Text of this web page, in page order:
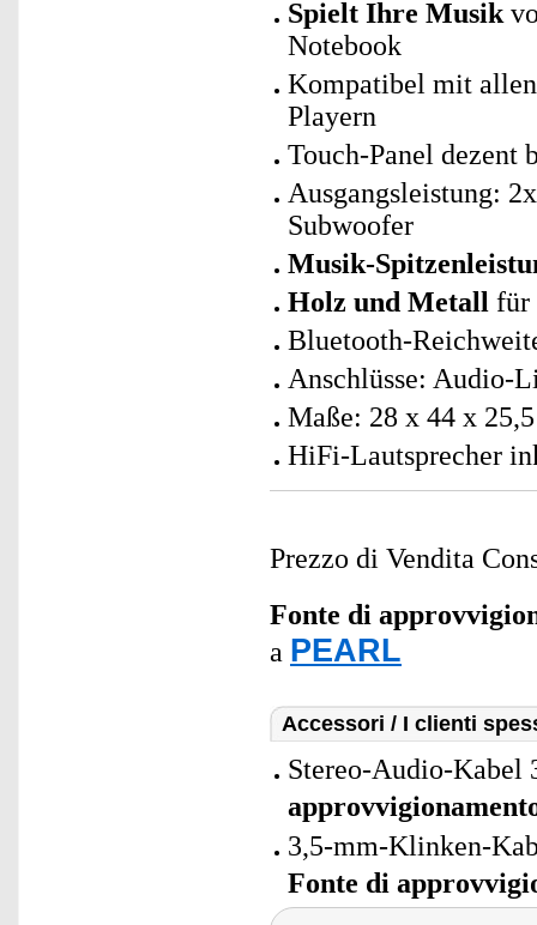
Spielt Ihre Musik
Notebook
Kompatibel mit
Playern
Touch-Panel dezent
Ausgangsleistung:
Subwoofer
Musik-
Holz und Metall für
Bluetooth-
Anschlüsse: Audio-
Maße: 28 x 44 x
HiFi-Lautsprecher
Prezzo di Vendita
Fonte di
a PEARL
Accessori / I clienti
Stereo-Audio-Kabel
3,5-mm-Klinken-
Fonte di